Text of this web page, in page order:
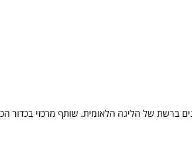
ברשת של הליגה הלאומית. שותף מרכזי בכדור